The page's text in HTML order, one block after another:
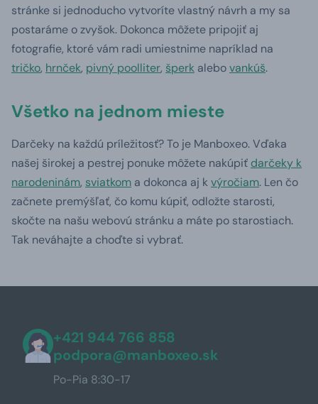
stránke si jednoducho vytvoríte vlastný návrh a my sa
postaráme o zvyšok. Dokonca môžete pripojiť aj
fotografie, ktoré vám radi umiestnime napríklad na
tričko, hrnček, pivný poolliter, šperk alebovankúš.
Všetko na jednom mieste
Darčeky na každú príležitosť? To je Manboxeo. Vďaka
našej širokej a pestrej ponuke môžete nakúpiť darčeky k
narodeninám, sviatkom a dokonca aj kvýročiam. Len čo
začnete premýšľať, čo komu kúpiť, odložte starosti,
skočte na našu webovú stránku a máte po starostiach.
Tak neváhajte a choďte si vybrať.
+421 944 766 858
podpora@manboxeo.sk
Po-Pia 8:30-17